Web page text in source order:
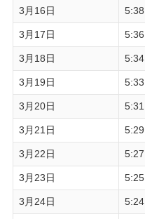
3月16日 5:38
3月17日 5:36
3月18日 5:34
3月19日 5:33
3月20日 5:31
3月21日 5:29
3月22日 5:27
3月23日 5:25
3月24日 5:24